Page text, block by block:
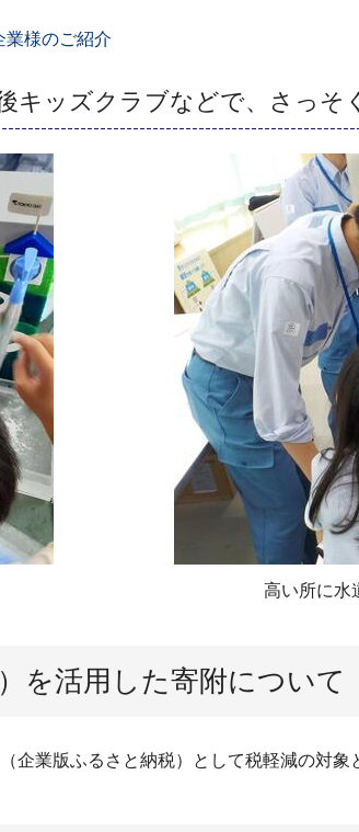
様のご紹介
キッズクラブなどで、さっそ
高い所に水
を活用した寄附について
業版ふるさと納税）として税軽減の対象